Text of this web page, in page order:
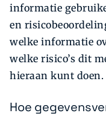
informatie
en
welke informatie
welke risico’s dit
hieraan kunt doen.
Hoe